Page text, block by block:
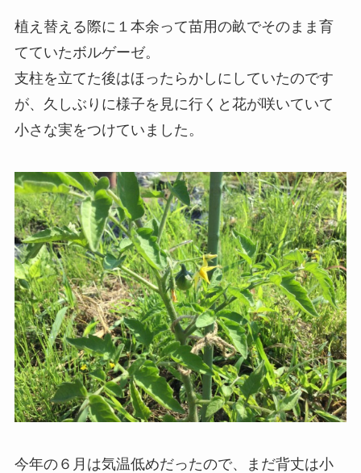
植え替える際に１本余って苗用の畝でそのまま育
てていたボルゲーゼ。
支柱を立てた後はほったらかしにしていたのです
が、久しぶりに様子を見に行くと花が咲いていて
小さな実をつけていました。
今年の６月は気温低めだったので、まだ背丈は小